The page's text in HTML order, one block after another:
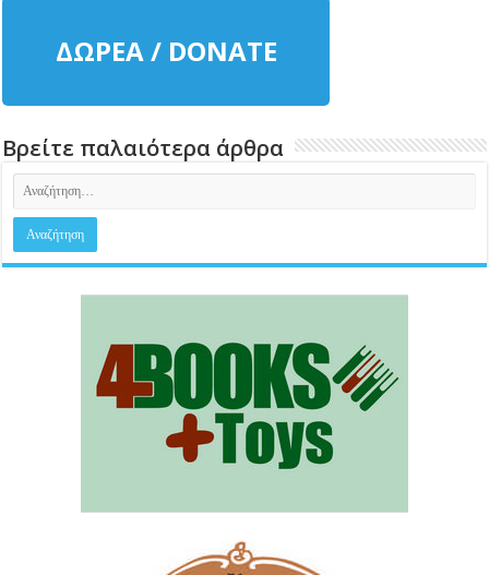
ΔΩΡΕΑ / DONATE
Βρείτε παλαιότερα άρθρα